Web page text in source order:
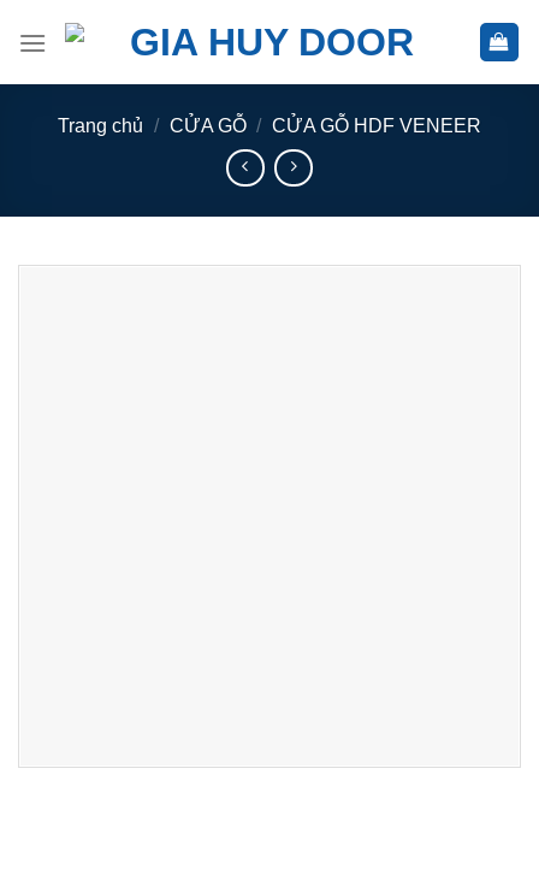
Trang chủ / CỬA GỖ / CỬA GỖ HDF VENEER